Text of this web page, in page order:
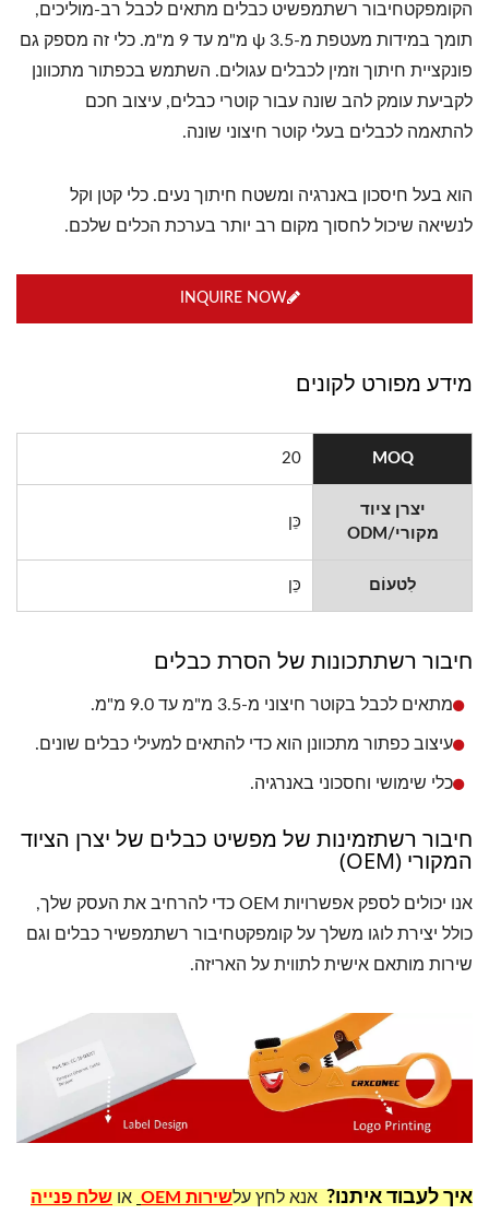
הקומפקטחיבור רשתמפשיט כבלים מתאים לכבל רב-מוליכים,
תומך במידות מעטפת מ-ψ 3.5 מ"מ עד 9 מ"מ. כלי זה מספק גם
פונקציית חיתוך וזמין לכבלים עגולים. השתמש בכפתור מתכוונן
לקביעת עומק להב שונה עבור קוטרי כבלים, עיצוב חכם
להתאמה לכבלים בעלי קוטר חיצוני שונה.
הוא בעל חיסכון באנרגיה ומשטח חיתוך נעים. כלי קטן וקל
לנשיאה שיכול לחסוך מקום רב יותר בערכת הכלים שלכם.
INQUIRE NOW
מידע מפורט לקונים
MOQ
20
יצרן ציוד
מקורי/ODM
כֵּן
לִטעוֹם כֵּן
חיבור רשתתכונות של הסרת כבלים
מתאים לכבל בקוטר חיצוני מ-3.5 מ"מ עד 9.0 מ"מ.
עיצוב כפתור מתכוונן הוא כדי להתאים למעילי כבלים שונים.
כלי שימושי וחסכוני באנרגיה.
חיבור רשתזמינות של מפשיט כבלים של יצרן הציוד
המקורי (OEM)
אנו יכולים לספק אפשרויות OEM כדי להרחיב את העסק שלך,
כולל יצירת לוגו משלך על קומפקטחיבור רשתמפשיר כבלים וגם
שירות מותאם אישית לתווית על האריזה.
איך לעבוד איתנו? אנא לחץ עלשירות OEM או שלח פנייה